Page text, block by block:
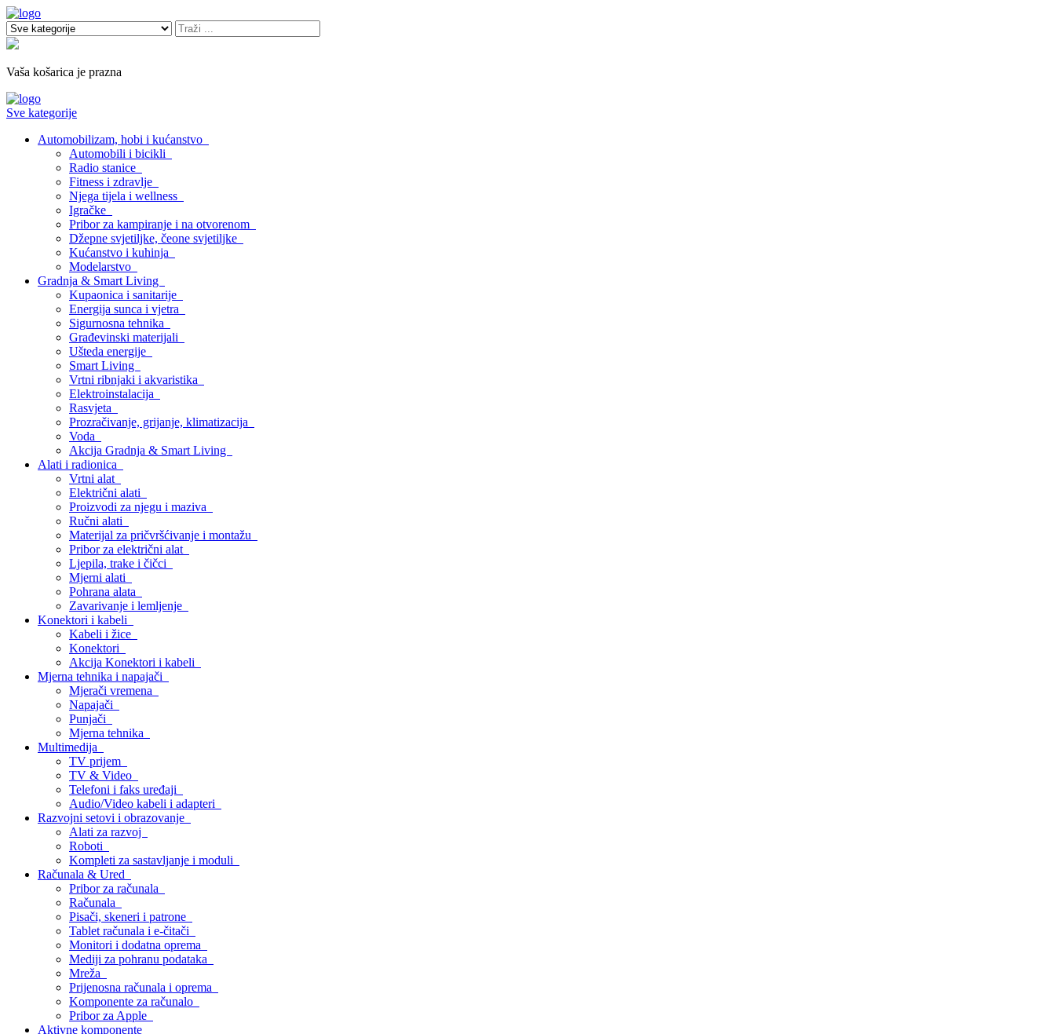
Vaša košarica je prazna
Sve kategorije
Automobilizam, hobi i kućanstvo
Automobili i bicikli
Radio stanice
Fitness i zdravlje
Njega tijela i wellness
Igračke
Pribor za kampiranje i na otvorenom
Džepne svjetiljke, čeone svjetiljke
Kućanstvo i kuhinja
Modelarstvo
Gradnja & Smart Living
Kupaonica i sanitarije
Energija sunca i vjetra
Sigurnosna tehnika
Građevinski materijali
Ušteda energije
Smart Living
Vrtni ribnjaki i akvaristika
Elektroinstalacija
Rasvjeta
Prozračivanje, grijanje, klimatizacija
Voda
Akcija Gradnja & Smart Living
Alati i radionica
Vrtni alat
Električni alati
Proizvodi za njegu i maziva
Ručni alati
Materijal za pričvršćivanje i montažu
Pribor za električni alat
Ljepila, trake i čičci
Mjerni alati
Pohrana alata
Zavarivanje i lemljenje
Konektori i kabeli
Kabeli i žice
Konektori
Akcija Konektori i kabeli
Mjerna tehnika i napajači
Mjerači vremena
Napajači
Punjači
Mjerna tehnika
Multimedija
TV prijem
TV & Video
Telefoni i faks uređaji
Audio/Video kabeli i adapteri
Razvojni setovi i obrazovanje
Alati za razvoj
Roboti
Kompleti za sastavljanje i moduli
Računala & Ured
Pribor za računala
Računala
Pisači, skeneri i patrone
Tablet računala i e-čitači
Monitori i dodatna oprema
Mediji za pohranu podataka
Mreža
Prijenosna računala i oprema
Komponente za računalo
Pribor za Apple
Aktivne komponente